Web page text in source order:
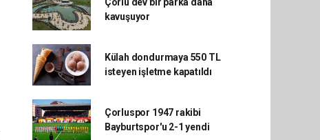
kavuşuyor
Külah dondurmaya 550 TL
isteyen işletme kapatıldı
Çorluspor 1947 rakibi
Bayburtspor'u 2-1 yendi